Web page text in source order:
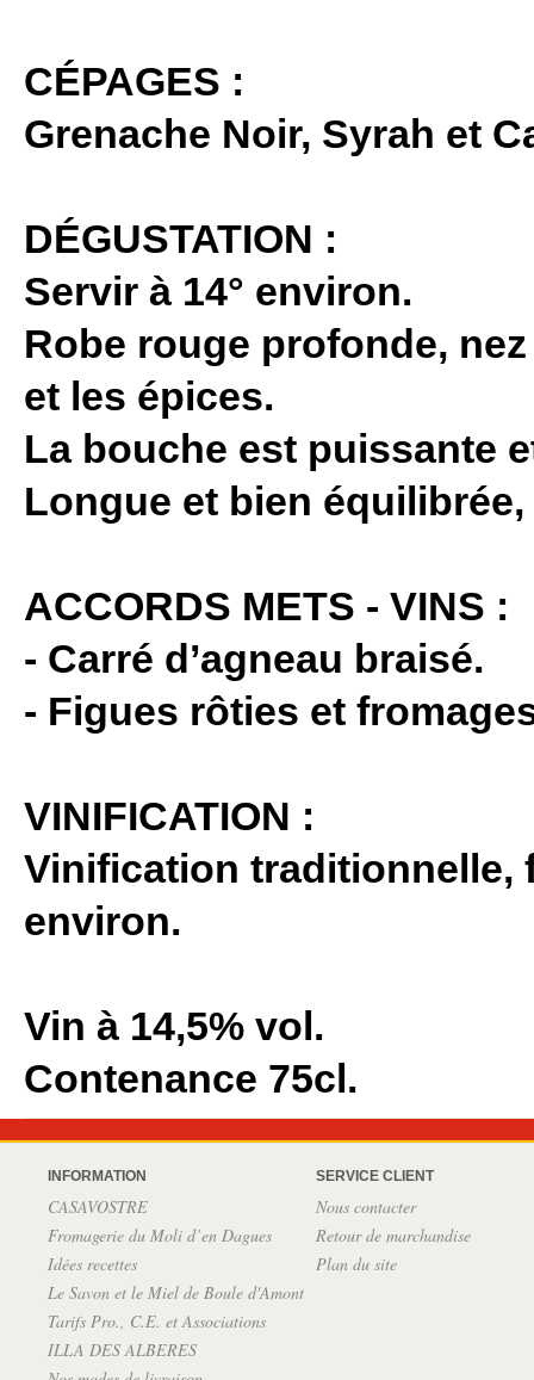
CÉPAGES :
Grenache Noir, Syrah et
DÉGUSTATION :
Servir à 14° environ.
Robe rouge profonde,
et les épices.
La bouche est puissante
Longue et bien
ACCORDS METS - VINS :
- Carré d’agneau braisé.
- Figues rôties et
VINIFICATION :
Vinification traditionnelle,
environ.
Vin à 14,5% vol.
Contenance 75cl.
INFORMATION
CASAVOSTRE
Fromagerie du Moli d’en Dagues
Idées recettes
Le Savon et le Miel de Boule d'Amont
Tarifs Pro., C.E. et Associations
ILLA DES ALBERES
SERVICE CLIENT
Nous contacter
Retour de marchandise
Plan du site